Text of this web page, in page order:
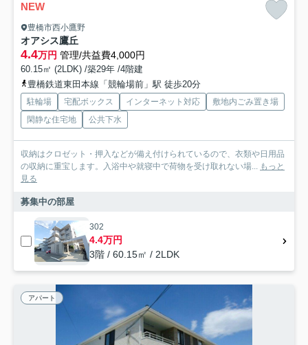
NEW
豊橋市西小鷹野
オアシス鷹丘
4.4万円 管理/共益費4,000円
60.15㎡ (2LDK) /築29年 /4階建
豊橋鉄道東田本線「競輪場前」駅 徒歩20分
駐輪場 宅配ボックス インターネット対応
敷地内ごみ置き場
閑静な住宅地
公共下水
収納はクロゼット・押入などが備え付けられているので、衣類や日用品
の収納に重宝します。入浴中や就寝中で荷物を受け取れない場... もっと
見る
募集中の部屋
302
4.4万円
3階 / 60.15㎡ / 2LDK
アパート